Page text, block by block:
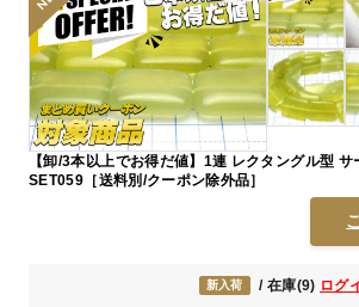
【卸/3本以上でお得だ値】1連 レクタングル型 サ
SET059［送料別/クーポン除外品］
新入荷 / 在庫(9) ログ